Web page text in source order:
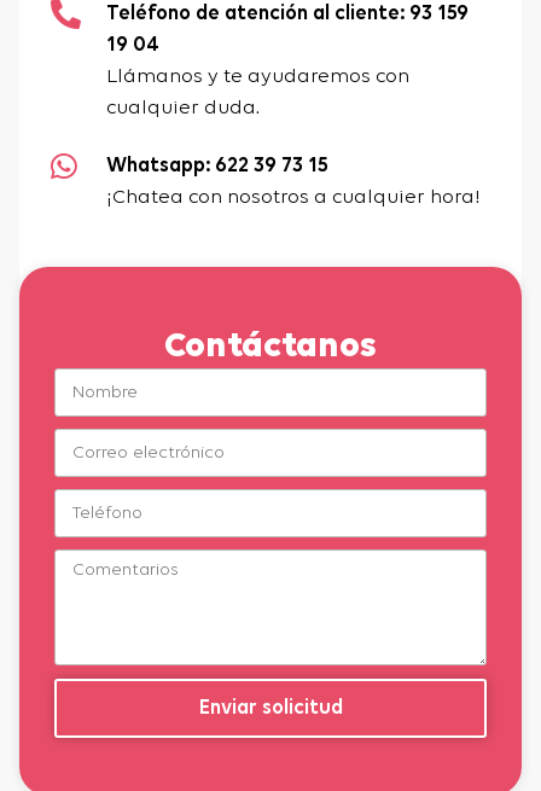
Teléfono de atención al cliente: 93 159
19 04
Llámanos y te ayudaremos con
cualquier duda.
Whatsapp: 622 39 73 15
¡Chatea con nosotros a cualquier hora!
Contáctanos
Enviar solicitud